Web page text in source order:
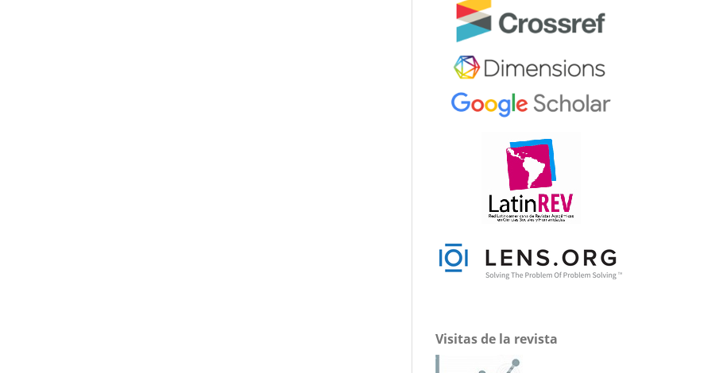
Visitas de la revista